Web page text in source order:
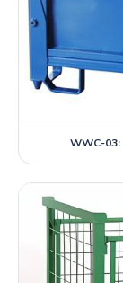
WWC-03: